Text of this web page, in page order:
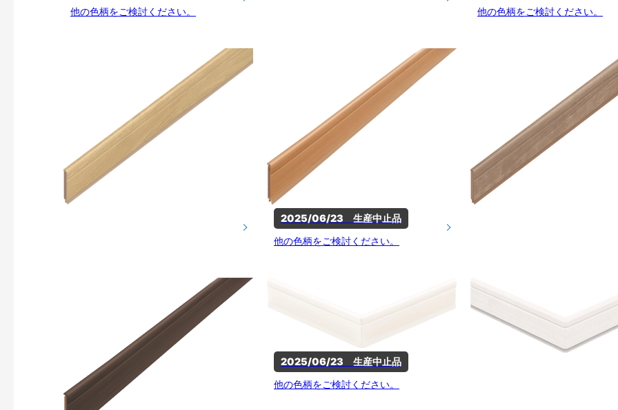
他の色柄をご検討ください。
他の色柄をご検討ください。
2025/06/23　生産中止品
他の色柄をご検討ください。
2025/06/23　生産中止品
他の色柄をご検討ください。